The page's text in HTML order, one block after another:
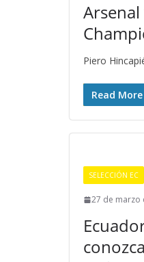
Piero
Read More
SELECCIÓN EC
27 de marzo